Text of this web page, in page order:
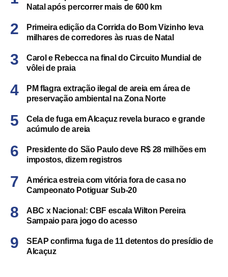
Natal após percorrer mais de 600 km
Primeira edição da Corrida do Bom Vizinho leva
milhares de corredores às ruas de Natal
Carol e Rebecca na final do Circuito Mundial de
vôlei de praia
PM flagra extração ilegal de areia em área de
preservação ambiental na Zona Norte
Cela de fuga em Alcaçuz revela buraco e grande
acúmulo de areia
Presidente do São Paulo deve R$ 28 milhões em
impostos, dizem registros
América estreia com vitória fora de casa no
Campeonato Potiguar Sub-20
ABC x Nacional: CBF escala Wilton Pereira
Sampaio para jogo do acesso
SEAP confirma fuga de 11 detentos do presídio de
Alcaçuz